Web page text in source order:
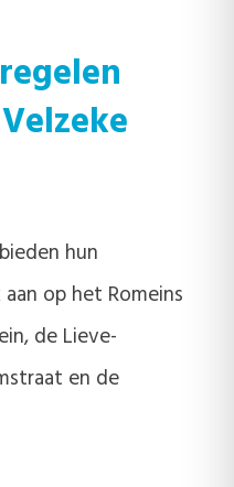
hun
op het Romeins
de Lieve-
en de